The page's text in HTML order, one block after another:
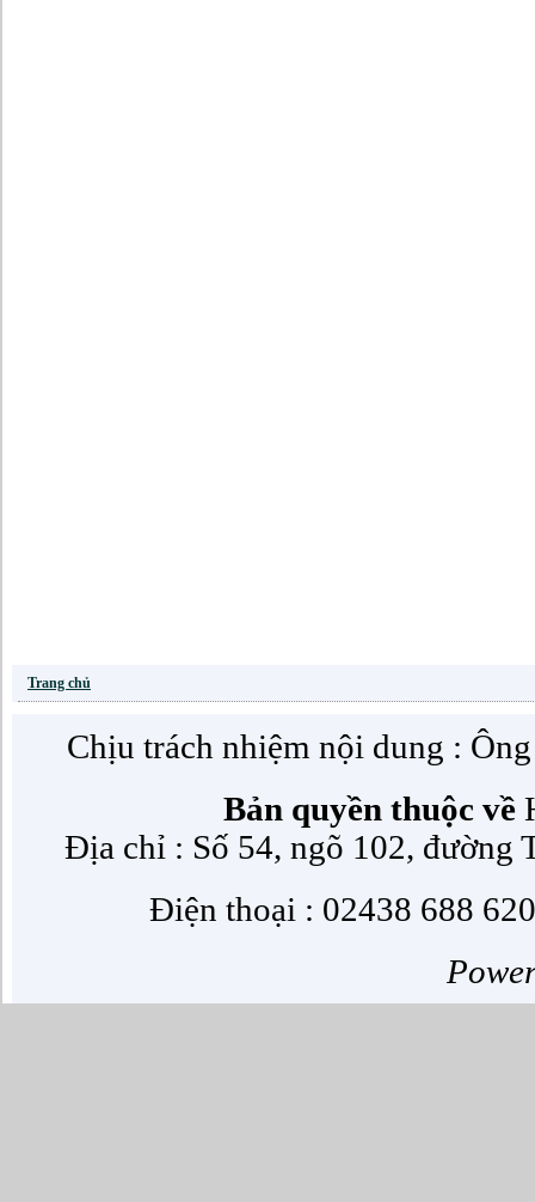
Trang chủ
Chịu trách nhiệm nội dung :
Bản quyền thuộc về
Địa chỉ : Số 54, ngõ 102, đường
Điện thoại : 02438 688